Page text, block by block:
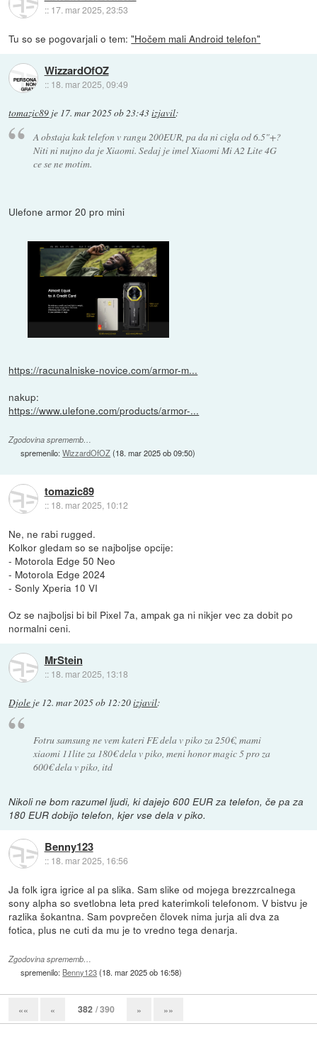
:: 17. mar 2025, 23:53
Tu so se pogovarjali o tem:"Hočem mali Android telefon"
WizzardOfOZ
:: 18. mar 2025, 09:49
tomazic89 je 17. mar 2025 ob 23:43izjavil:
A obstaja kak telefon v rangu 200EUR, pa da ni cigla od 6.5"+?
Niti ni nujno da je Xiaomi. Sedaj je imel Xiaomi Mi A2 Lite 4G
ce se ne motim.
Ulefone armor 20 pro mini
https://racunalniske-novice.com/armor-m...
nakup:
https://www.ulefone.com/products/armor-...
Zgodovina sprememb…
spremenilo:WizzardOfOZ(18. mar 2025 ob 09:50)
tomazic89
:: 18. mar 2025, 10:12
Ne, ne rabi rugged.
Kolkor gledam so se najboljse opcije:
- Motorola Edge 50 Neo
- Motorola Edge 2024
- Sonly Xperia 10 VI
Oz se najboljsi bi bil Pixel 7a, ampak ga ni nikjer vec za dobit po
normalni ceni.
MrStein
:: 18. mar 2025, 13:18
Djole je 12. mar 2025 ob 12:20izjavil:
Fotru samsung ne vem kateri FE dela v piko za 250€, mami
xiaomi 11lite za 180€ dela v piko, meni honor magic 5 pro za
600€ dela v piko, itd
Nikoli ne bom razumel ljudi, ki dajejo 600 EUR za telefon, če pa za
180 EUR dobijo telefon, kjer vse dela v piko.
Benny123
:: 18. mar 2025, 16:56
Ja folk igra igrice al pa slika. Sam slike od mojega brezzrcalnega
sony alpha so svetlobna leta pred katerimkoli telefonom. V bistvu je
razlika šokantna. Sam povprečen človek nima jurja ali dva za
fotica, plus ne cuti da mu je to vredno tega denarja.
Zgodovina sprememb…
spremenilo: Benny123(18. mar 2025 ob 16:58)
«« « 382 / 390 » »»